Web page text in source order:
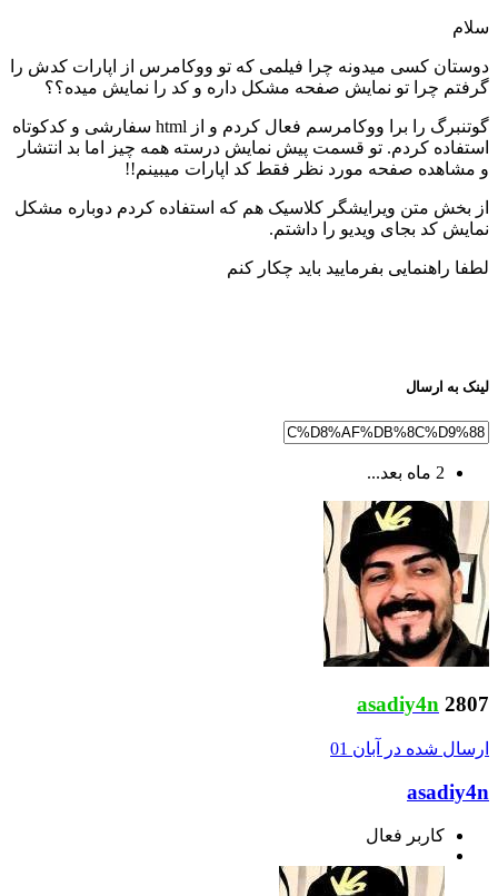
سلام
دوستان کسی میدونه چرا فیلمی که تو ووکامرس از اپارات کدش را
گرفتم چرا تو نمایش صفحه مشکل داره و کد را نمایش میده؟؟
گوتنبرگ را برا ووکامرسم فعال کردم و از html سفارشی و کدکوتاه
استفاده کردم. تو قسمت پیش نمایش درسته همه چیز اما بد انتشار
و مشاهده صفحه مورد نظر فقط کد اپارات میبینم!!
از بخش متن ویرایشگر کلاسیک هم که استفاده کردم دوباره مشکل
نمایش کد بجای ویدیو را داشتم.
لطفا راهنمایی بفرمایید باید چکار کنم
لینک به ارسال
2 ماه بعد...
asadiy4n 2807
ارسال شده در آبان 01
asadiy4n
کاربر فعال